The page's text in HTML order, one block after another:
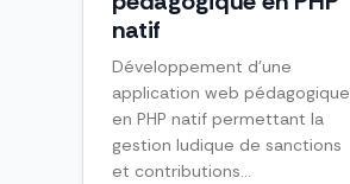
natif
Développement d’une
application web pédagogique
en PHP natif permettant la
gestion ludique de sanctions
et contributions...